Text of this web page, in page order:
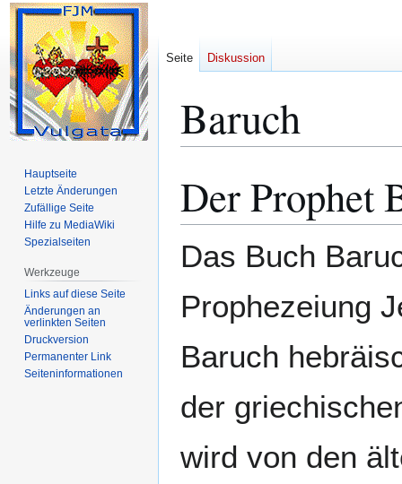
Baruch
Navigation
Suche
Der Prophet
Das Buch
Prophezeiung
Baruch
der
wird von den
Seite Diskussion
Hauptseite
Letzte Änderungen
Zufällige Seite
Hilfe zu MediaWiki
Spezialseiten
Werkzeuge
Links auf diese Seite
Änderungen an
verlinkten Seiten
Druckversion
Permanenter Link
Seiten­­informationen